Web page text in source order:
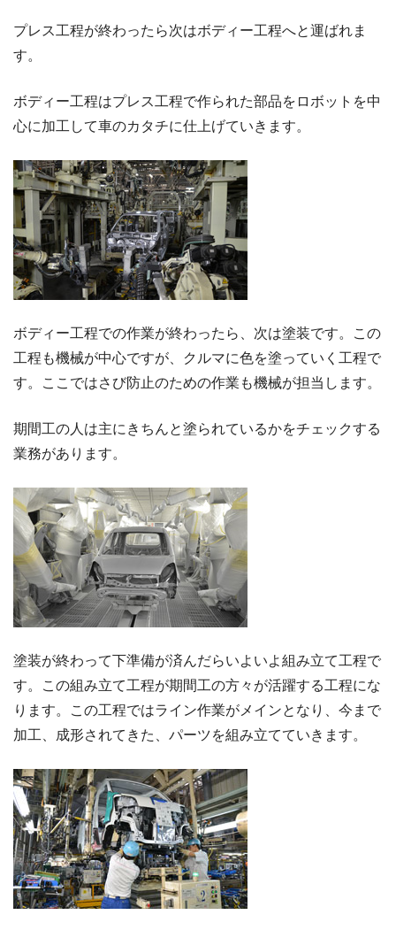
プレス工程が終わったら次はボディー工程へと運ばれま
す。
ボディー工程はプレス工程で作られた部品をロボットを中
心に加工して車のカタチに仕上げていきます。
ボディー工程での作業が終わったら、次は塗装です。この
工程も機械が中心ですが、クルマに色を塗っていく工程で
す。ここではさび防止のための作業も機械が担当します。
期間工の人は主にきちんと塗られているかをチェックする
業務があります。
塗装が終わって下準備が済んだらいよいよ組み立て工程で
す。この組み立て工程が期間工の方々が活躍する工程にな
ります。この工程ではライン作業がメインとなり、今まで
加工、成形されてきた、パーツを組み立てていきます。